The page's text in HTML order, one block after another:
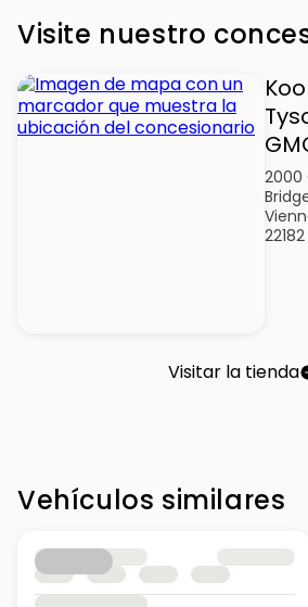
Visite nuestro
2000
22182
Visitar la tienda
Vehículos similares